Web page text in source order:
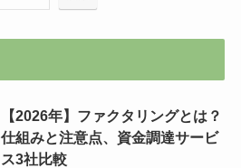
【2026年】ファクタリングとは？
仕組みと注意点、資金調達サービ
ス3社比較